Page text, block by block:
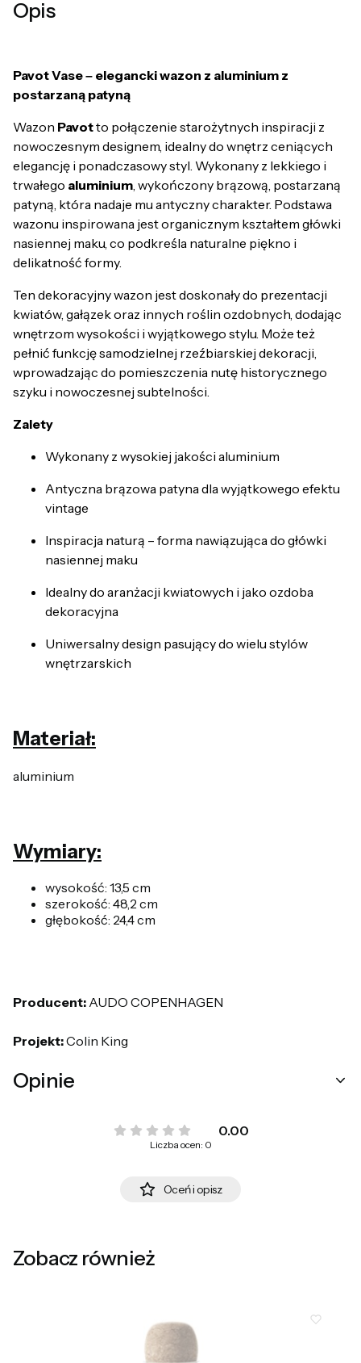
Opis
Pavot Vase – elegancki wazon z aluminium z
postarzaną patyną
Wazon Pavotto połączenie starożytnych inspiracji z
nowoczesnym designem, idealny do wnętrz ceniących
elegancję i ponadczasowy styl. Wykonany z lekkiego i
trwałego aluminium, wykończony brązową, postarzaną
patyną, która nadaje mu antyczny charakter. Podstawa
wazonu inspirowana jest organicznym kształtem główki
nasiennej maku, co podkreśla naturalne piękno i
delikatność formy.
Ten dekoracyjny wazon jest doskonały do prezentacji
kwiatów, gałązek oraz innych roślin ozdobnych, dodając
wnętrzom wysokości i wyjątkowego stylu. Może też
pełnić funkcję samodzielnej rzeźbiarskiej dekoracji,
wprowadzając do pomieszczenia nutę historycznego
szyku i nowoczesnej subtelności.
Zalety
Wykonany z wysokiej jakości aluminium
Antyczna brązowa patyna dla wyjątkowego efektu
vintage
Inspiracja naturą – forma nawiązująca do główki
nasiennej maku
Idealny do aranżacji kwiatowych i jako ozdoba
dekoracyjna
Uniwersalny design pasujący do wielu stylów
wnętrzarskich
Materiał:
aluminium
Wymiary:
wysokość: 13,5 cm
szerokość: 48,2 cm
głębokość: 24,4 cm
Producent: AUDO COPENHAGEN
Projekt:Colin King
Opinie
0.00
Liczba ocen: 0
Oceń i opisz
Zobacz również